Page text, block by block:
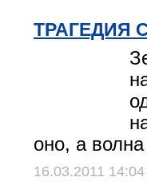
ТРАГЕДИЯ
оно, а
16.03.2011 14:04